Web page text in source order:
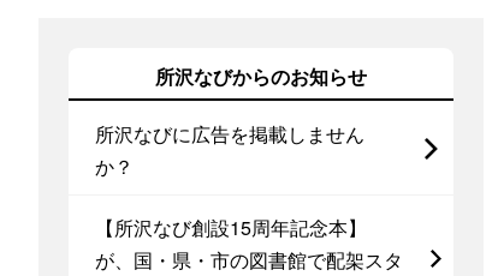
所沢なびからのお知らせ
所沢なびに広告を掲載しません
か？
【所沢なび創設15周年記念本】
が、国・県・市の図書館で配架スタ